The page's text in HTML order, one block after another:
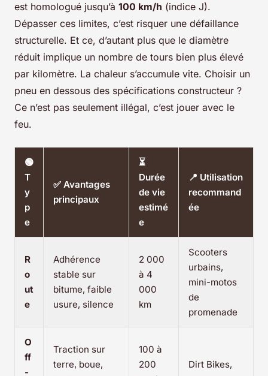
est homologué jusqu’à 100 km/h (indice J).
Dépasser ces limites, c’est risquer une défaillance
structurelle. Et ce, d’autant plus que le diamètre
réduit implique un nombre de tours bien plus élevé
par kilomètre. La chaleur s’accumule vite. Choisir un
pneu en dessous des spécifications constructeur ?
Ce n’est pas seulement illégal, c’est jouer avec le
feu.
🟢
T
y
p
e
✅ Avantages
principaux
⏳
Durée
de vie
estimé
e
📍 Utilisation
recommand
ée
R
o
ut
e
Adhérence
stable sur
bitume, faible
usure, silence
2 000
à 4
000
km
Scooters
urbains,
mini-motos
de
promenade
O
ff
-
Traction sur
terre, boue,
100 à
200
Dirt Bikes,